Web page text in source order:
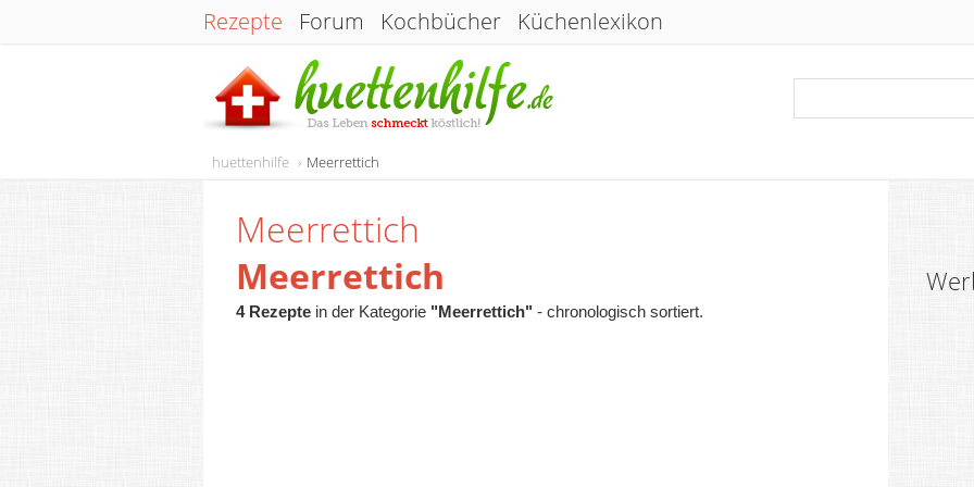
Rezepte Forum Kochbücher Küchenlexikon
huettenhilfe Meerrettich
Meerrettich
Meerrettich
4 Rezepte in der Kategorie "Meerrettich" - chronologisch sortiert.